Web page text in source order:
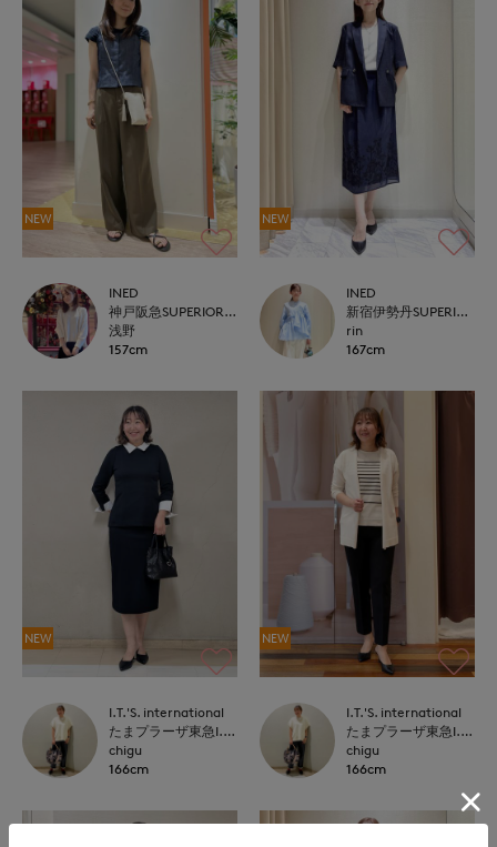
NEW
INED
神戸阪急SUPERIORCLOSET
浅野
157cm
NEW
INED
新宿伊勢丹SUPERIOR CLOSET
rin
167cm
NEW
I.T.'S. international
たまプラーザ東急I.T.'S.international
chigu
166cm
NEW
I.T.'S. international
たまプラーザ東急I.T.'S.international
chigu
166cm